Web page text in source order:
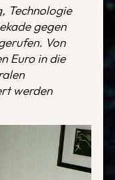
Technologie
gegen
Von
Euro in die
werden